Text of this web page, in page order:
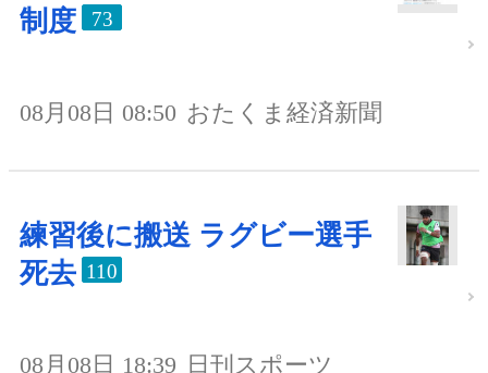
制度
73
08月08日 08:50 おたくま経済新聞
練習後に搬送 ラグビー選手
死去 110
08月08日 18:39 日刊スポーツ